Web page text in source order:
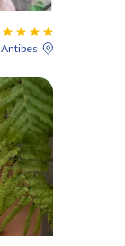
Antibes